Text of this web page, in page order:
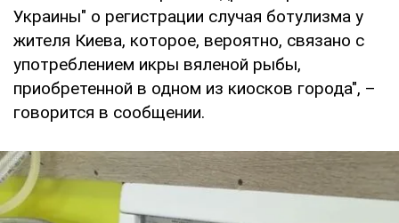
Украины" о регистрации случая ботулизма у
жителя Киева, которое, вероятно, связано с
употреблением икры вяленой рыбы,
приобретенной в одном из киосков города", –
говорится в сообщении.